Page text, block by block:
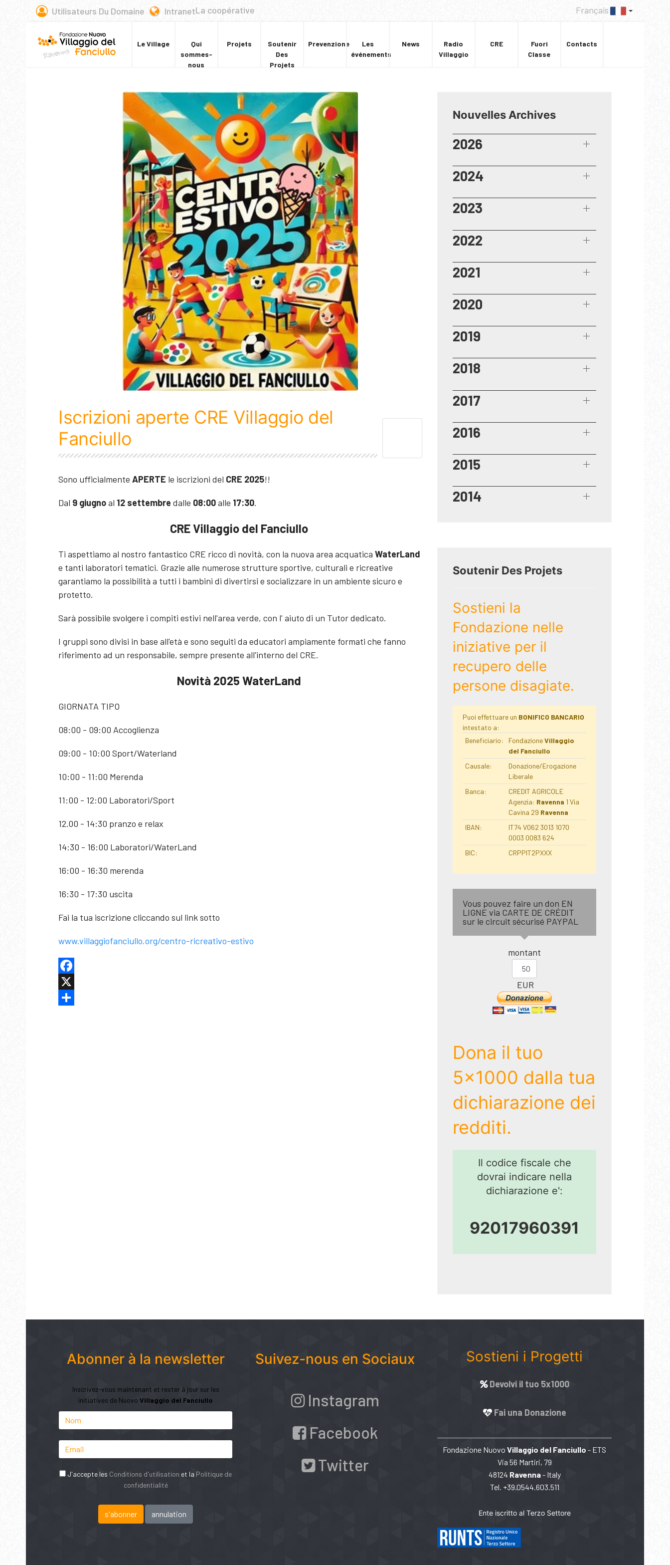
Utilisateurs Du Domaine IntranetLa coopérative Français
Le Village
Qui
sommes-
nous
Projets
Soutenir
Des
Projets
Prevenzione
Les
événements
News
Radio
Villaggio
CRE
Fuori
Classe
Contacts
Iscrizioni aperte CRE Villaggio del
Fanciullo
Sono ufficialmente APERTE le iscrizioni del CRE 2025!!
Dal 9 giugnoal 12 settembre dalle 08:00alle 17:30.
CRE Villaggio del Fanciullo
Ti aspettiamo al nostro fantastico CRE ricco di novità, con la nuova area acquatica WaterLand
e tanti laboratori tematici. Grazie alle numerose strutture sportive, culturali e ricreative
garantiamo la possibilità a tutti i bambini di divertirsi e socializzare in un ambiente sicuro e
protetto.
Sarà possibile svolgere i compiti estivi nell'area verde, con l' aiuto di un Tutor dedicato.
I gruppi sono divisi in base all'età e sono seguiti da educatori ampiamente formati che fanno
riferimento ad un responsabile, sempre presente all'interno del CRE.
Novità 2025 WaterLand
GIORNATA TIPO
08:00 - 09:00 Accoglienza
09:00 - 10:00 Sport/Waterland
10:00 - 11:00 Merenda
11:00 - 12:00 Laboratori/Sport
12.00 - 14:30 pranzo e relax
14:30 - 16:00 Laboratori/WaterLand
16:00 - 16:30 merenda
16:30 - 17:30 uscita
Fai la tua iscrizione cliccando sul link sotto
www.villaggiofanciullo.org/centro-ricreativo-estivo
Facebook
X
Nouvelles Archives
2026
2024
2023
2022
2021
2020
2019
2018
2017
2016
2015
2014
Soutenir Des Projets
Sostieni la
Fondazione nelle
iniziative per il
recupero delle
persone disagiate.
Puoi effettuare un BONIFICO BANCARIO
intestato a:
Beneficiario:
FondazioneVillaggio
del Fanciullo
Causale:
Donazione/Erogazione
Liberale
Banca:
CREDIT AGRICOLE
Agenzia: Ravenna 1 Via
Cavina 29 Ravenna
IBAN:
IT74 V062 3013 1070
0003 0083 624
BIC:
CRPPIT2PXXX
Vous pouvez faire un don EN
LIGNE via CARTE DE CRÉDIT
sur le circuit sécurisé PAYPAL
montant
EUR
Dona il tuo
5x1000 dalla tua
dichiarazione dei
redditi.
Il codice fiscale che
dovrai indicare nella
dichiarazione e':
92017960391
Abonner à la newsletter
Inscrivez-vous maintenant et rester à jour sur les
initiatives de Nuovo Villaggio del Fanciullo
J'accepte les Conditions d'utilisation et la Politique de
confidentialité
Suivez-nous en Sociaux
Instagram
Facebook
Twitter
Sostieni i Progetti
Devolvi il tuo 5x1000
Fai una Donazione
Fondazione Nuovo Villaggio del Fanciullo - ETS
Via 56 Martiri, 79
48124 Ravenna- Italy
Tel. +39.0544.603.511
Ente iscritto al Terzo Settore